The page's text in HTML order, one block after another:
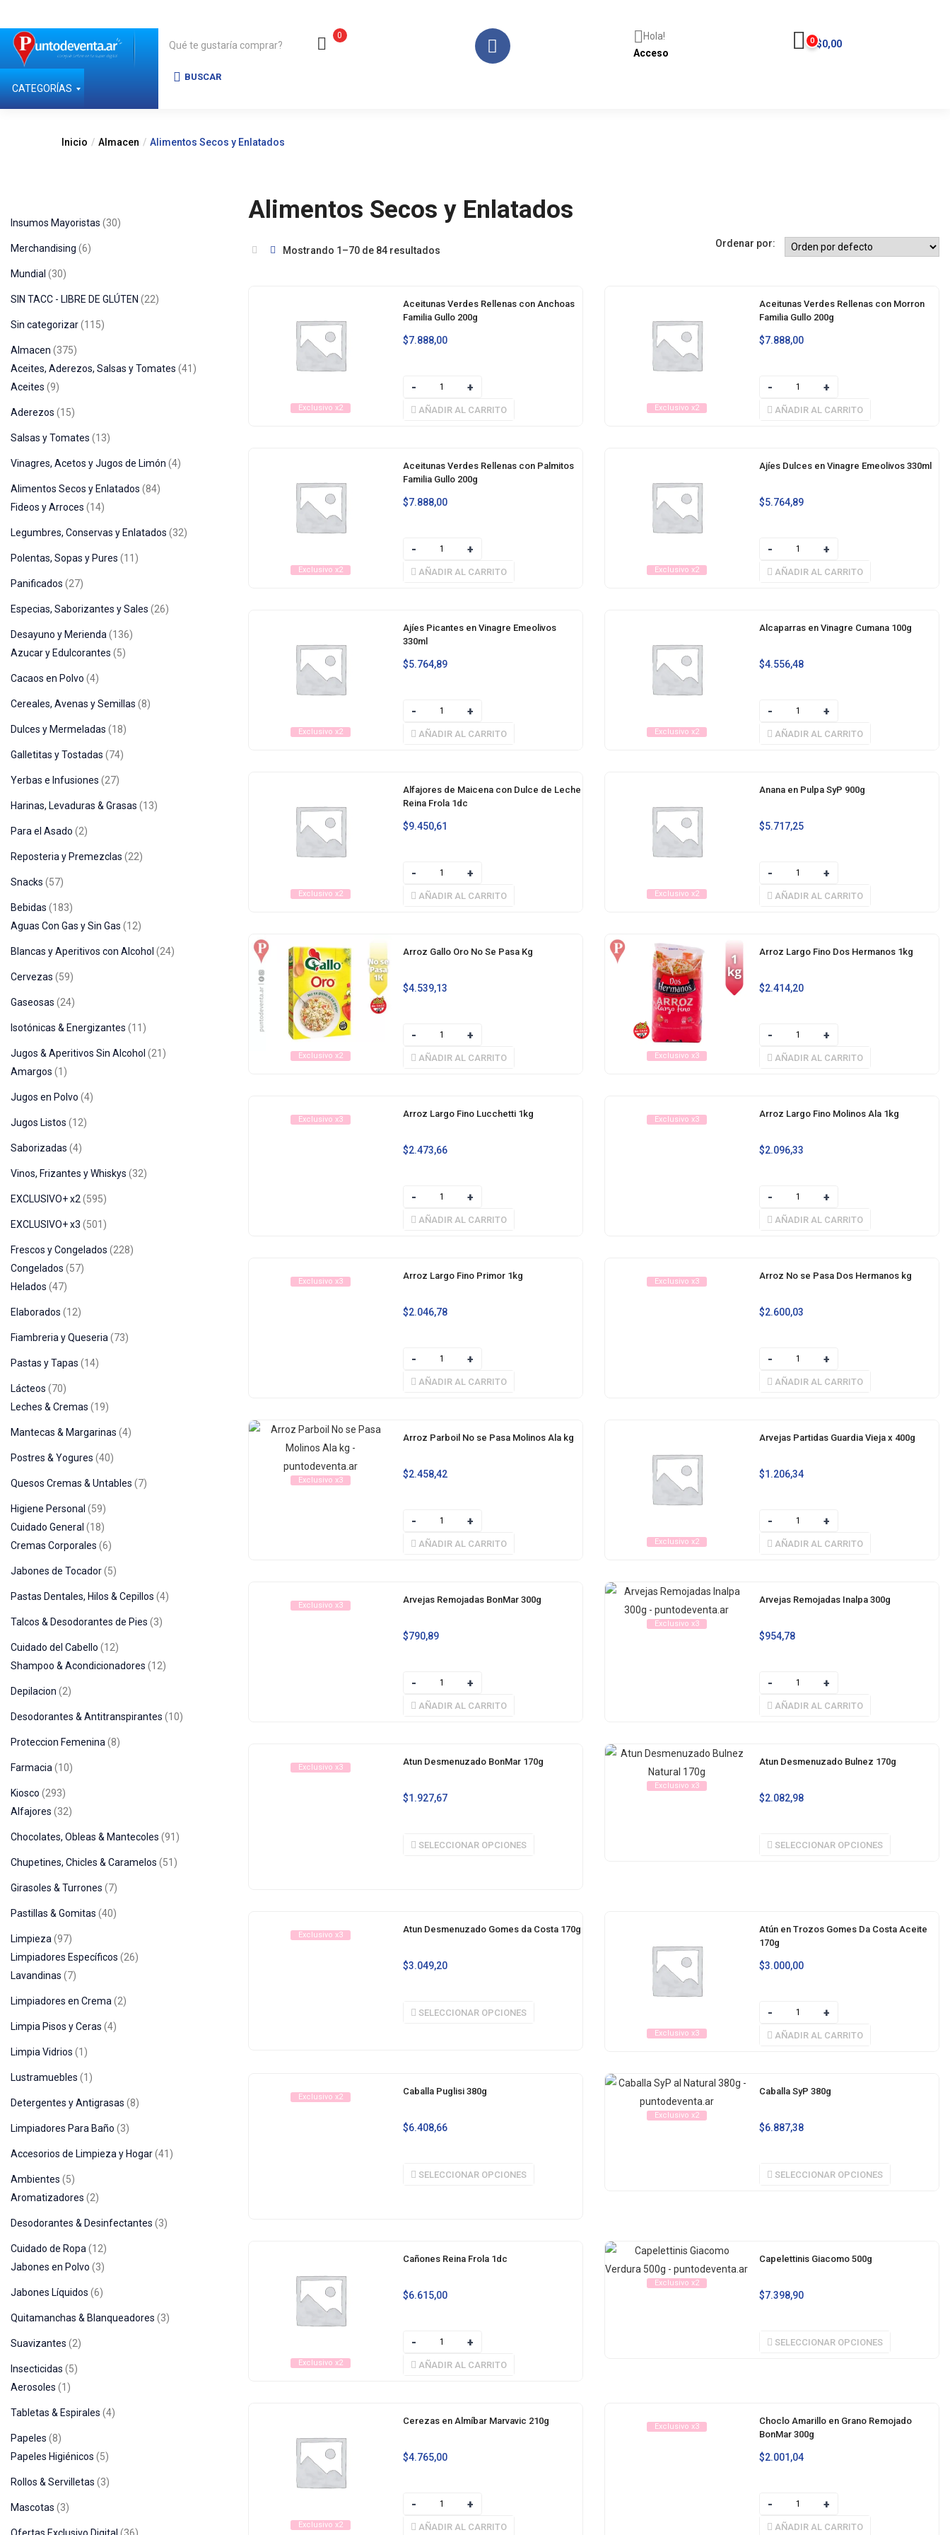
CATEGORÍAS
BUSCAR
0
Hola!
Acceso
0 $0,00
Inicio Almacen Alimentos Secos y Enlatados
Alimentos Secos y Enlatados
Mostrando 1–70 de 84 resultados
Ordenar por:
Exclusivo x2
Aceitunas Verdes Rellenas con Anchoas
Familia Gullo 200g
$7.888,00
AÑADIR AL CARRITO Exclusivo x2
Aceitunas Verdes Rellenas con Morron
Familia Gullo 200g
$7.888,00
AÑADIR AL CARRITO
Exclusivo x2
Aceitunas Verdes Rellenas con Palmitos
Familia Gullo 200g
$7.888,00
AÑADIR AL CARRITO Exclusivo x2
Ajíes Dulces en Vinagre Emeolivos 330ml
$5.764,89
AÑADIR AL CARRITO
Exclusivo x2
Ajíes Picantes en Vinagre Emeolivos
330ml
$5.764,89
AÑADIR AL CARRITO Exclusivo x2
Alcaparras en Vinagre Cumana 100g
$4.556,48
AÑADIR AL CARRITO
Exclusivo x2
Alfajores de Maicena con Dulce de Leche
Reina Frola 1dc
$9.450,61
AÑADIR AL CARRITO Exclusivo x2
Anana en Pulpa SyP 900g
$5.717,25
AÑADIR AL CARRITO
Exclusivo x2
Arroz Gallo Oro No Se Pasa Kg
$4.539,13
AÑADIR AL CARRITO Exclusivo x3
Arroz Largo Fino Dos Hermanos 1kg
$2.414,20
AÑADIR AL CARRITO
Exclusivo x3
Arroz Largo Fino Lucchetti 1kg
$2.473,66
AÑADIR AL CARRITO
Exclusivo x3
Arroz Largo Fino Molinos Ala 1kg
$2.096,33
AÑADIR AL CARRITO
Exclusivo x3
Arroz Largo Fino Primor 1kg
$2.046,78
AÑADIR AL CARRITO
Exclusivo x3
Arroz No se Pasa Dos Hermanos kg
$2.600,03
AÑADIR AL CARRITO
Exclusivo x3
Arroz Parboil No se Pasa Molinos Ala kg
$2.458,42
AÑADIR AL CARRITO Exclusivo x2
Arvejas Partidas Guardia Vieja x 400g
$1.206,34
AÑADIR AL CARRITO
Exclusivo x3
Arvejas Remojadas BonMar 300g
$790,89
AÑADIR AL CARRITO
Exclusivo x3
Arvejas Remojadas Inalpa 300g
$954,78
AÑADIR AL CARRITO
Exclusivo x3
Atun Desmenuzado BonMar 170g
$1.927,67
SELECCIONAR OPCIONES
Exclusivo x3
Atun Desmenuzado Bulnez 170g
$2.082,98
SELECCIONAR OPCIONES
Exclusivo x3
Atun Desmenuzado Gomes da Costa 170g
$3.049,20
SELECCIONAR OPCIONES
Exclusivo x3
Atún en Trozos Gomes Da Costa Aceite
170g
$3.000,00
AÑADIR AL CARRITO
Exclusivo x2
Caballa Puglisi 380g
$6.408,66
SELECCIONAR OPCIONES
Exclusivo x2
Caballa SyP 380g
$6.887,38
SELECCIONAR OPCIONES
Exclusivo x2
Cañones Reina Frola 1dc
$6.615,00
AÑADIR AL CARRITO
Exclusivo x2
Capelettinis Giacomo 500g
$7.398,90
SELECCIONAR OPCIONES
Exclusivo x2
Cerezas en Almíbar Marvavic 210g
$4.765,00
AÑADIR AL CARRITO
Exclusivo x3
Choclo Amarillo en Grano Remojado
BonMar 300g
$2.001,04
AÑADIR AL CARRITO
Insumos Mayoristas 30
Merchandising 6
Mundial 30
SIN TACC - LIBRE DE GLÚTEN 22
Sin categorizar 115
Almacen
375
Aceites, Aderezos, Salsas y Tomates 41
Aceites 9
Aderezos 15
Salsas y Tomates 13
Vinagres, Acetos y Jugos de Limón 4
Alimentos Secos y Enlatados 84
Fideos y Arroces
14
Legumbres, Conservas y Enlatados 32
Polentas, Sopas y Pures 11
Panificados 27
Especias, Saborizantes y Sales 26
Desayuno y Merienda
136
Azucar y Edulcorantes
5
Cacaos en Polvo 4
Cereales, Avenas y Semillas 8
Dulces y Mermeladas 18
Galletitas y Tostadas 74
Yerbas e Infusiones 27
Harinas, Levaduras & Grasas 13
Para el Asado 2
Reposteria y Premezclas 22
Snacks 57
Bebidas
183
Aguas Con Gas y Sin Gas
12
Blancas y Aperitivos con Alcohol 24
Cervezas 59
Gaseosas 24
Isotónicas & Energizantes 11
Jugos & Aperitivos Sin Alcohol
21
Amargos
1
Jugos en Polvo 4
Jugos Listos 12
Saborizadas 4
Vinos, Frizantes y Whiskys 32
EXCLUSIVO+ x2 595
EXCLUSIVO+ x3 501
Frescos y Congelados
228
Congelados
57
Helados 47
Elaborados 12
Fiambreria y Queseria 73
Pastas y Tapas 14
Lácteos
70
Leches & Cremas
19
Mantecas & Margarinas 4
Postres & Yogures 40
Quesos Cremas & Untables 7
Higiene Personal
59
Cuidado General
18
Cremas Corporales 6
Jabones de Tocador 5
Pastas Dentales, Hilos & Cepillos 4
Talcos & Desodorantes de Pies 3
Cuidado del Cabello
12
Shampoo & Acondicionadores
12
Depilacion 2
Desodorantes & Antitranspirantes 10
Proteccion Femenina 8
Farmacia 10
Kiosco
293
Alfajores
32
Chocolates, Obleas & Mantecoles 91
Chupetines, Chicles & Caramelos 51
Girasoles & Turrones 7
Pastillas & Gomitas 40
Limpieza 97
Limpiadores Específicos
26
Lavandinas
7
Limpiadores en Crema 2
Limpia Pisos y Ceras 4
Limpia Vidrios 1
Lustramuebles 1
Detergentes y Antigrasas 8
Limpiadores Para Baño 3
Accesorios de Limpieza y Hogar 41
Ambientes
5
Aromatizadores
2
Desodorantes & Desinfectantes 3
Cuidado de Ropa
12
Jabones en Polvo
3
Jabones Líquidos 6
Quitamanchas & Blanqueadores 3
Suavizantes 2
Insecticidas
5
Aerosoles
1
Tabletas & Espirales 4
Papeles 8
Papeles Higiénicos
5
Rollos & Servilletas 3
Mascotas 3